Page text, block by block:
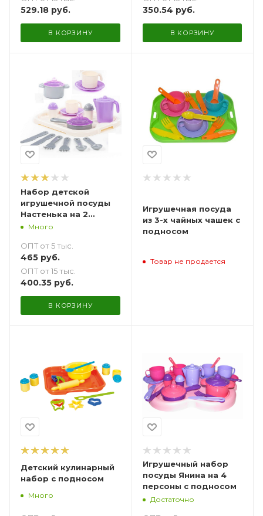
529.18 руб.
В КОРЗИНУ
350.54 руб.
В КОРЗИНУ
Набор детской
игрушечной посуды
Настенька на 2
персоны с подносом
Много
ОПТ от 5 тыс.
465 руб.
ОПТ от 15 тыс.
400.35 руб.
В КОРЗИНУ
Игрушечная посуда
из 3-х чайных чашек с
подносом
Товар не продается
Детский кулинарный
набор с подносом
Много
Игрушечный набор
посуды Янина на 4
персоны с подносом
Достаточно